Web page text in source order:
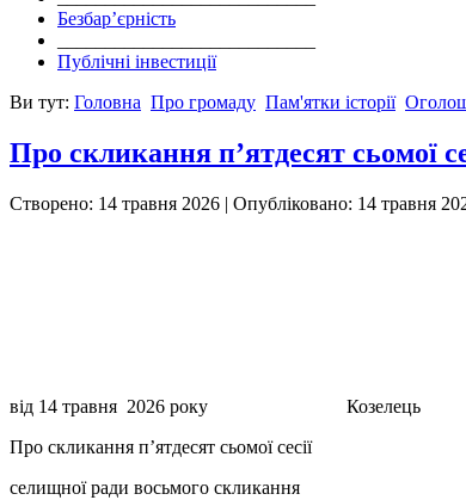
Безбар’єрність
Публічні інвестиції
Ви тут: Головна Про громаду Пам'ятки історії
Про скликання п’ятдесят сьомої
Створено: 14 травня 2026 | Опубліковано: 14 травня
від 14 травня 2026 року
Про скликання п’ятдесят сьомої сесії
селищної ради восьмого скликання